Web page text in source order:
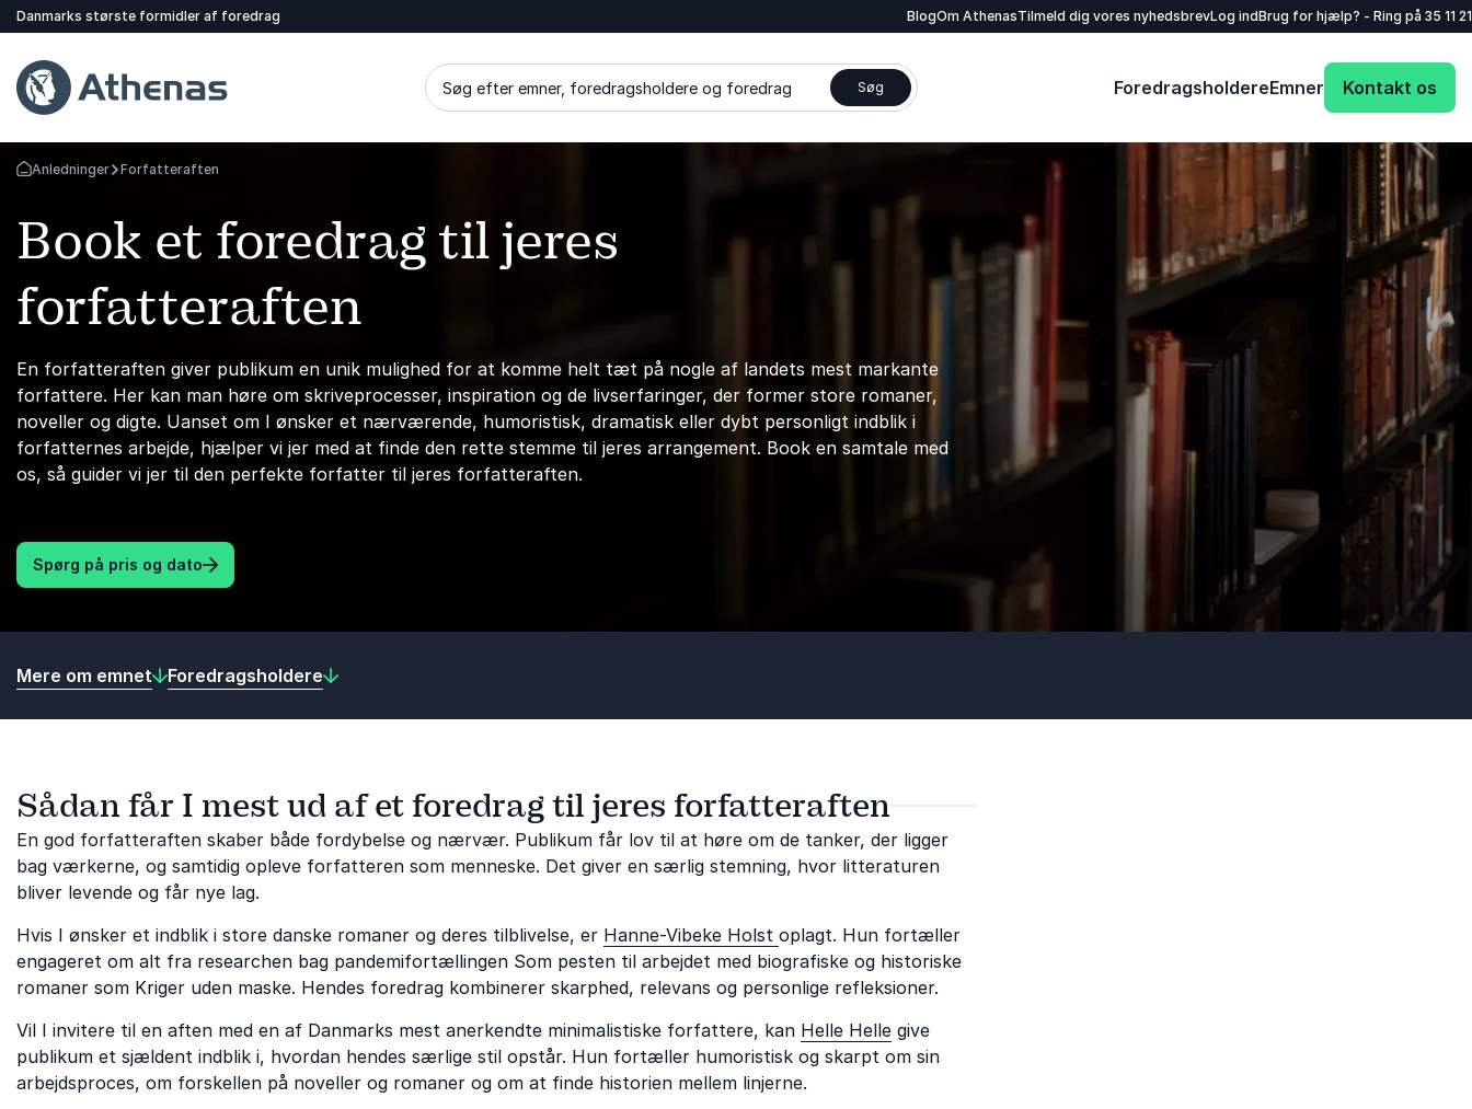
Danmarks største formidler af foredrag BlogOm AthenasTilmeld dig vores nyhedsbrevLog indBrug for hjælp? - Ring på 35 11
Søg efter emner, foredragsholdere og foredrag Søg ForedragsholdereEmner Kontakt os
Tilbage til forsiden
Anledninger Forfatteraften
Book et foredrag til jeres
forfatteraften
En forfatteraften giver publikum en unik mulighed for at komme helt tæt på nogle af landets mest markante
forfattere. Her kan man høre om skriveprocesser, inspiration og de livserfaringer, der former store romaner,
noveller og digte. Uanset om I ønsker et nærværende, humoristisk, dramatisk eller dybt personligt indblik i
forfatternes arbejde, hjælper vi jer med at finde den rette stemme til jeres arrangement. Book en samtale med
os, så guider vi jer til den perfekte forfatter til jeres forfatteraften.
Spørg på pris og dato
Dit navn*
E-mail *
Dit telefonnummer
Mere om emnet Foredragsholdere
Sådan får I mest ud af et foredrag til jeres forfatteraften
En god forfatteraften skaber både fordybelse og nærvær. Publikum får lov til at høre om de tanker, der ligger
bag værkerne, og samtidig opleve forfatteren som menneske. Det giver en særlig stemning, hvor litteraturen
bliver levende og får nye lag.
Hvis I ønsker et indblik i store danske romaner og deres tilblivelse, er Hanne-Vibeke Holst oplagt. Hun fortæller
engageret om alt fra researchen bag pandemifortællingen Som pesten til arbejdet med biografiske og historiske
romaner som Kriger uden maske. Hendes foredrag kombinerer skarphed, relevans og personlige refleksioner.
Vil I invitere til en aften med en af Danmarks mest anerkendte minimalistiske forfattere, kan Helle Helle give
publikum et sjældent indblik i, hvordan hendes særlige stil opstår. Hun fortæller humoristisk og skarpt om sin
arbejdsproces, om forskellen på noveller og romaner og om at finde historien mellem linjerne.